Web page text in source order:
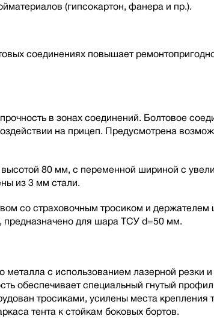
(гипсокартон, фанера и пр.).
соединениях повышает
в зонах соединений. Болтовое
на прицеп. Предусмотрена
80 мм, с переменной шириной с
из 3 мм стали.
со страховочным тросиком и
предназначено для шара ТСУ d=50 мм.
с использованием лазерной резки
обеспечивает специальный гнутый
тросиками, усилены места
тента к стойкам боковых бортов.